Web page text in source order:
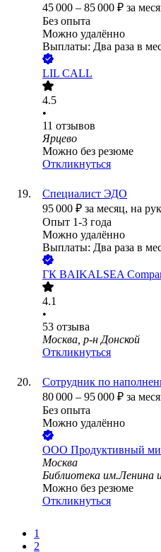
45 000 – 85 000 ₽ за
Без опыта
Можно удалённо
Выплаты: Два раза в
LIL CALL
4.5
•
11 отзывов
Ярцево
Можно без резюме
Откликнуться
Специалист ЭДО
95 000 ₽ за месяц, на
Опыт 1-3 года
Можно удалённо
Выплаты: Два раза в
ГК BAIKALSEA
4.1
•
53 отзыва
Москва, р-н Донской
Откликнуться
Сотрудник по
80 000 – 95 000 ₽ за
Без опыта
Можно удалённо
ООО Продуктивный
Москва
Библиотека им.Ленина
Можно без резюме
Откликнуться
1
2